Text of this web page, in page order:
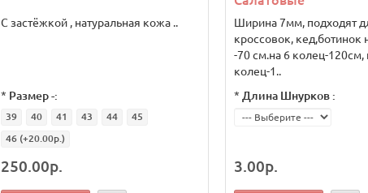
С застёжкой , натуральная кожа ..
* Размер -:
39 40 41 43 44 45
46 (+20.00р.)
250.00р.
Ширина 7мм, подходят
кроссовок, кед,ботинок
-70 см.на 6 колец-120см,
колец-1..
* Длина Шнурков :
3.00р.